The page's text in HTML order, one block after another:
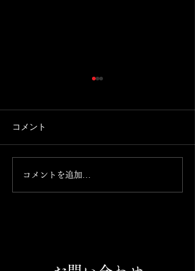
携帯を新しく買い替えたとこ
ろ、 Instagramが消えまし
ントで発信して参ります。
コメント
コメントを追加…